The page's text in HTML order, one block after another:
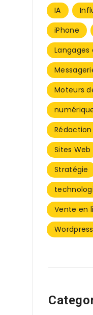
IA
iPhone
Moteurs
Sites Web
Stratégie
Vente en
Wordpress